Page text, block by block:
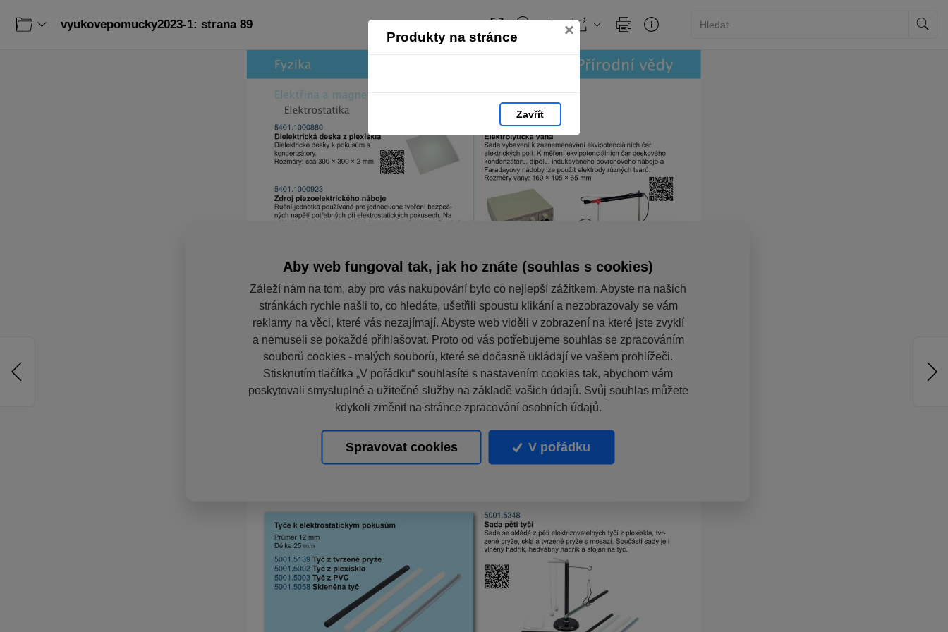
Produkty na stránce ×
Zavřít
vyukovepomucky2023-1: strana 89
Aby web fungoval tak, jak ho znáte (souhlas s cookies)
Záleží nám na tom, aby pro vás nakupování bylo co nejlepší zážitkem. Abyste na našich
stránkách rychle našli to, co hledáte, ušetřili spoustu klikání a nezobrazovaly se vám
reklamy na věci, které vás nezajímají. Abyste web viděli v zobrazení na které jste zvyklí
a nemuseli se pokaždé přihlašovat. Proto od vás potřebujeme souhlas se zpracováním
souborů cookies - malých souborů, které se dočasně ukládají ve vašem prohlížeči.
Stisknutím tlačítka „V pořádku“ souhlasíte s nastavením cookies tak, abychom vám
poskytovali smysluplné a užitečné služby na základě vašich údajů. Svůj souhlas můžete
kdykoli změnit na stránce zpracování osobních údajů.
Spravovat cookies V pořádku